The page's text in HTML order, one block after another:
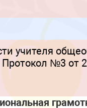
учителя
№3 от